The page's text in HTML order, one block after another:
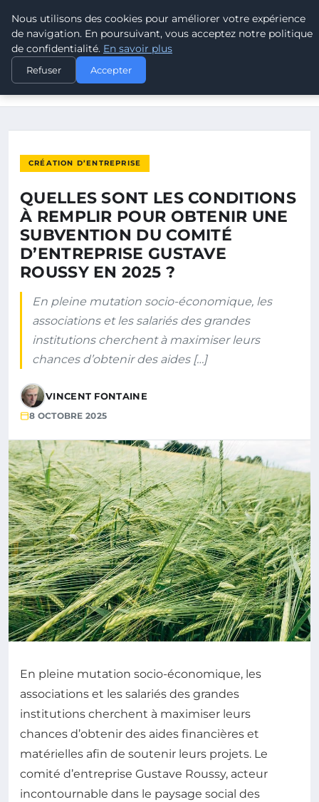
POUVOIR OUVRIER
ACCUEIL
QUELLES SONT LES CONDITIONS À REMPLIR POUR OBTENIR
CRÉATION D’ENTREPRISE
QUELLES SONT LES CONDITIONS
À REMPLIR POUR OBTENIR UNE
SUBVENTION DU COMITÉ
D’ENTREPRISE GUSTAVE
ROUSSY EN 2025 ?
En pleine mutation socio-économique, les
associations et les salariés des grandes
institutions cherchent à maximiser leurs
chances d’obtenir des aides […]
VINCENT FONTAINE
8 OCTOBRE 2025
En pleine mutation socio-économique, les
associations et les salariés des grandes
institutions cherchent à maximiser leurs
chances d’obtenir des aides financières et
matérielles afin de soutenir leurs projets. Le
comité d’entreprise Gustave Roussy, acteur
incontournable dans le paysage social des
Nous utilisons des cookies pour améliorer votre expérience
de navigation. En poursuivant, vous acceptez notre politique
de confidentialité. En savoir plus
Refuser Accepter